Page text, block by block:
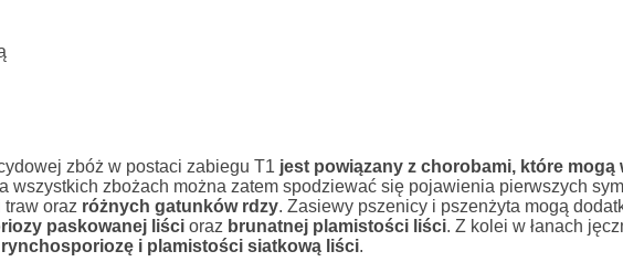
zbóż w postaci zabiegu T1 jest powiązany z chorobami, które mogą
wszystkich zbożach można zatem spodziewać się pojawienia pierwszych
oraz różnych gatunków rdzy. Zasiewy pszenicy i pszenżyta mogą
paskowanej liścioraz brunatnej plamistości liści. Z kolei w łanach
rynchosporiozę i plamistości siatkową liści.